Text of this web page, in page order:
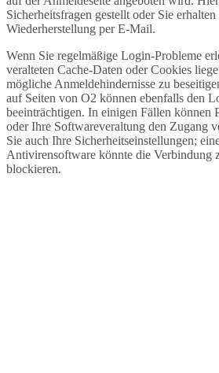
Sicherheitsfragen gestellt oder Sie
Wiederherstellung per E-Mail.
Wenn Sie regelmäßige Login-Probleme
veralteten Cache-Daten oder Cookies
mögliche Anmeldehindernisse zu
auf Seiten von O2 können ebenfalls den
beeinträchtigen. In einigen Fällen können
oder Ihre Softwareveraltung den Zugang
Sie auch Ihre Sicherheitseinstellungen;
Antivirensoftware könnte die Verbindung
blockieren.